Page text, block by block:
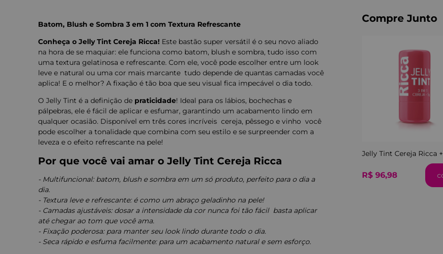
Batom, Blush e Sombra 3 em 1 com Textura Refrescante
Conheça o Jelly Tint Cereja Ricca! Este bastão super versátil é o seu novo aliado
na hora de se maquiar: ele funciona como batom, blush e sombra, tudo isso com
uma textura gelatinosa e refrescante. Com ele, você pode escolher entre um look
leve e natural ou uma cor mais marcante  tudo depende de quantas camadas você
aplica! E o melhor? A fixação é tão boa que seu visual fica impecável o dia todo.
O Jelly Tint é a definição de praticidade! Ideal para os lábios, bochechas e
pálpebras, ele é fácil de aplicar e esfumar, garantindo um acabamento lindo em
qualquer ocasião. Disponível em três cores incríveis  cereja, pêssego e vinho  você
pode escolher a tonalidade que combina com seu estilo e se surpreender com a
leveza e o efeito refrescante na pele!
Por que você vai amar o Jelly Tint Cereja Ricca
- Multifuncional: batom, blush e sombra em um só produto, perfeito para o dia a
dia.
- Textura leve e refrescante: é como um abraço geladinho na pele!
- Camadas ajustáveis: dosar a intensidade da cor nunca foi tão fácil  basta aplicar
até chegar ao tom que você ama.
- Fixação poderosa: para manter seu look lindo durante todo o dia.
- Seca rápido e esfuma facilmente: para um acabamento natural e sem esforço.
Compre Junto
Jelly Tint Cereja Ricca +
R$ 96,98